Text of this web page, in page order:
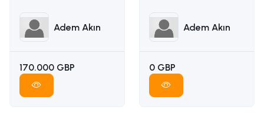
05338314949Adem Akın
170.000 GBP
05338314949Adem Akın
0 GBP